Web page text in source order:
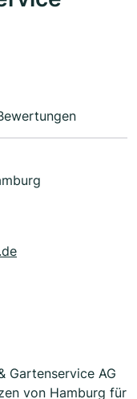
Gartenservice AG
von Hamburg für